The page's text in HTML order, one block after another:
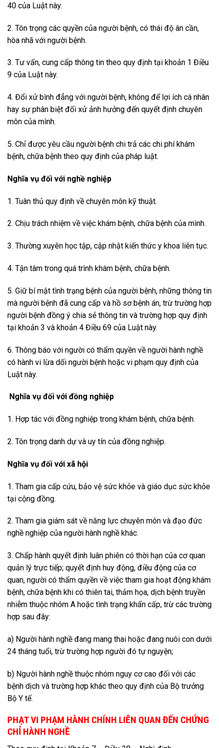
40 của Luật này.
2. Tôn trọng các quyền của người bệnh, có thái độ ân cần,
hòa nhã với người bệnh.
3. Tư vấn, cung cấp thông tin theo quy định tại khoản 1 Điều
9 của Luật này.
4. Đổi xử bình đẳng với người bệnh, không để lợi ích cá nhân
hay sự phân biệt đối xử ảnh hưởng đến quyết định chuyên
môn của mình.
5. Chỉ được yêu cầu người bệnh chi trả các chi phí khám
bệnh, chữa bệnh theo quy định của pháp luật.
Nghĩa vụ đối với nghề nghiệp
1. Tuân thủ quy định về chuyên môn kỹ thuật.
2. Chịu trách nhiệm về việc khám bệnh, chữa bệnh của mình.
3. Thường xuyên học tập, cập nhật kiến thức y khoa liên tục.
4. Tận tâm trong quá trình khám bệnh, chữa bệnh.
5. Giữ bí mật tình trạng bệnh của người bệnh, những thông tin
mà người bệnh đã cung cấp và hồ sơ bệnh án, trừ trường hợp
người bệnh đồng ý chia sẻ thông tin và trường hợp quy định
tại khoản 3 và khoản 4 Điều 69 của Luật này.
6. Thông báo với người có thẩm quyền về người hành nghề
có hành vi lừa dối người bệnh hoặc vi phạm quy định của
Luật này.
Nghĩa vụ đối với đồng nghiệp
1. Hợp tác với đồng nghiệp trong khám bệnh, chữa bệnh.
2. Tôn trọng danh dự và uy tín của đồng nghiệp.
Nghĩa vụ đối với xã hội
1. Tham gia cấp cứu, bảo vệ sức khỏe và giáo dục sức khỏe
tại cộng đồng.
2. Tham gia giám sát về năng lực chuyên môn và đạo đức
nghề nghiệp của người hành nghề khác.
3. Chấp hành quyết định luân phiên có thời hạn của cơ quan
quản lý trực tiếp; quyết định huy động, điều động của cơ
quan, người có thẩm quyền về việc tham gia hoạt động khám
bệnh, chữa bệnh khi có thiên tai, thảm họa, dịch bệnh truyền
nhiễm thuộc nhóm A hoặc tình trạng khẩn cấp, trừ các trường
hợp sau đây:
a) Người hành nghề đang mang thai hoặc đang nuôi con dưới
24 tháng tuổi, trừ trường hợp người đó tự nguyện;
b) Người hành nghề thuộc nhóm nguy cơ cao đối với các
bệnh dịch và trường hợp khác theo quy định của Bộ trưởng
Bộ Y tế.
PHẠT VI PHẠM HÀNH CHÍNH LIÊN QUAN ĐẾN CHỨNG
CHỈ HÀNH NGHỀ